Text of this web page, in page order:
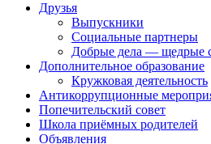
Друзья
Выпускники
Социальные партнеры
Добрые дела — щедрые
Дополнительное образование
Кружковая деятельность
Антикоррупционные
Попечительский совет
Школа приёмных родителей
Объявления